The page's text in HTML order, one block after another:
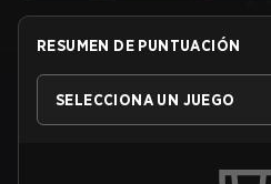
RESUMEN DE PUNTUACIÓN
SELECCIONA UN JUEGO